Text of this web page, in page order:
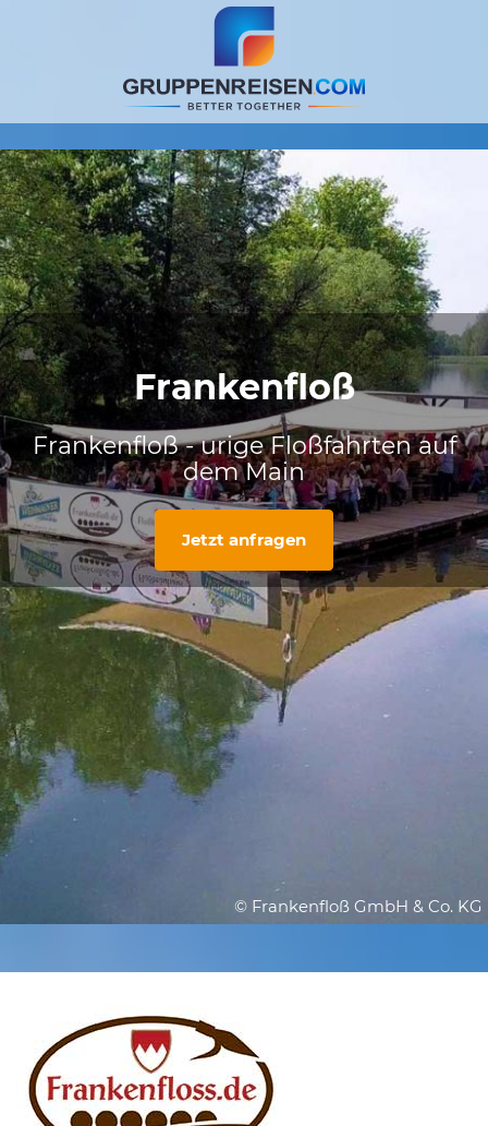
Frankenfloß
Frankenfloß - urige Floßfahrten auf
dem Main
Jetzt anfragen
© Frankenfloß GmbH & Co. KG